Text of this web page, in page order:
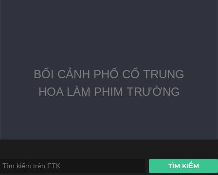
BỐI CẢNH PHỐ CỔ TRUNG
HOA LÀM PHIM TRƯỜNG
TÌM KIẾM